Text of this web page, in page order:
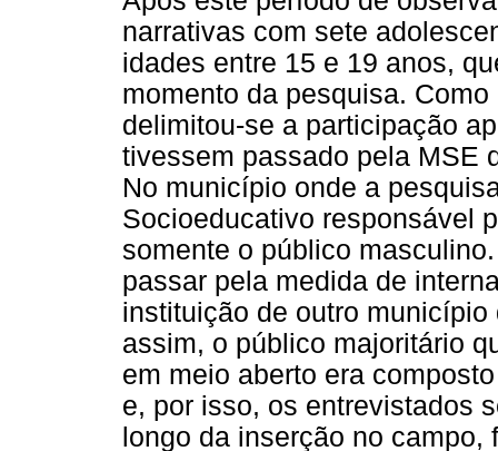
narrativas com sete
idades entre 15 e 19 anos,
momento da pesquisa.
delimitou-se a participação
tivessem passado pela MSE
No município onde a
Socioeducativo responsável
somente o público
passar pela medida de
instituição de outro
assim, o público majoritário
em meio aberto era
e, por isso, os entrevistados
longo da inserção no